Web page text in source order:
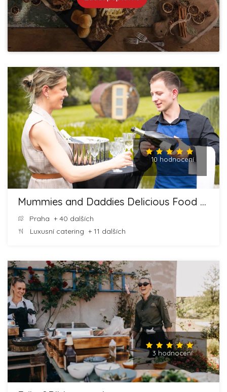
10 hodnocení
Mummies and Daddies Delicious Food and Cheesecakes
Praha + 40 dalších
Luxusní catering + 11 dalších
3 hodnocení